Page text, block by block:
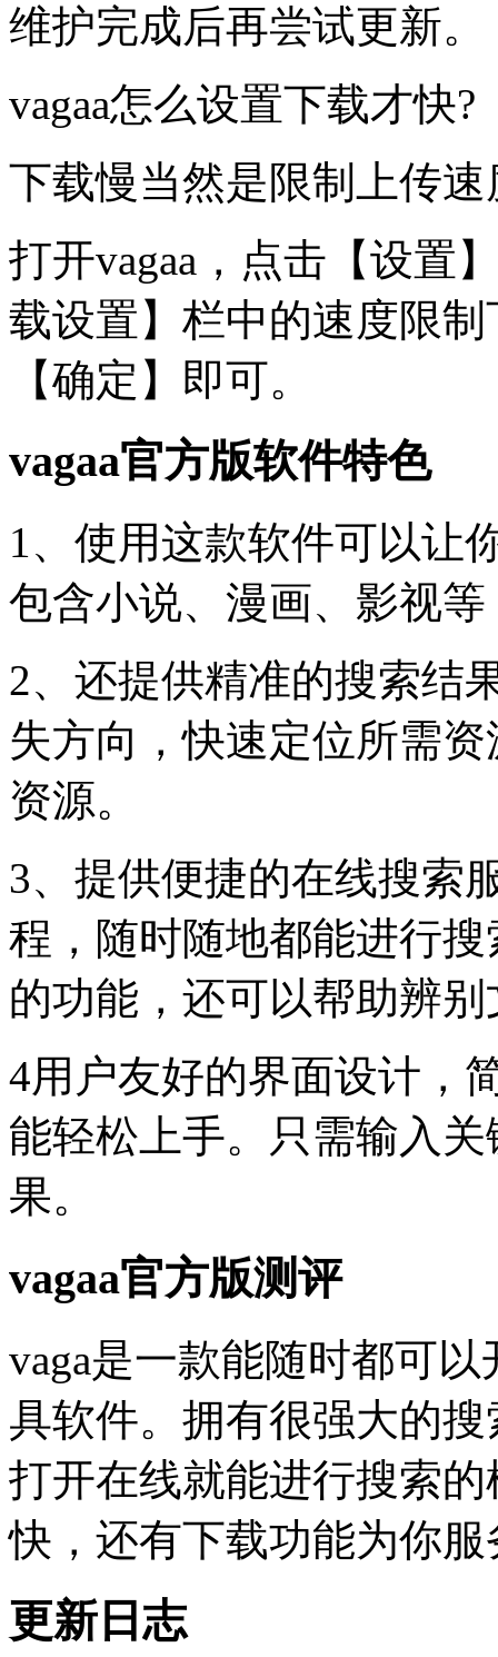
维护完成后再尝试更新。
vagaa怎么设置下载才快?
下载慢当然是限制上传
打开vagaa，点击【设置
载设置】栏中的速度限
【确定】即可。
vagaa官方版软件特色
1、使用这款软件可以让
包含小说、漫画、影视
2、还提供精准的搜索结
失方向，快速定位所需
资源。
3、提供便捷的在线搜索
程，随时随地都能进行
的功能，还可以帮助辨
4用户友好的界面设计，
能轻松上手。只需输入
果。
vagaa官方版测评
vaga是一款能随时都可
具软件。拥有很强大的
打开在线就能进行搜索
快，还有下载功能为你服
更新日志